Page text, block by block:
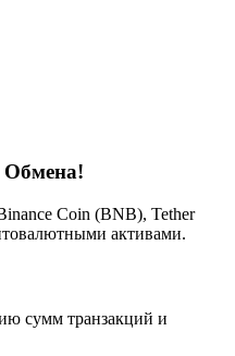
Обмена!
Coin (BNB), Tether
активами.
сумм транзакций и